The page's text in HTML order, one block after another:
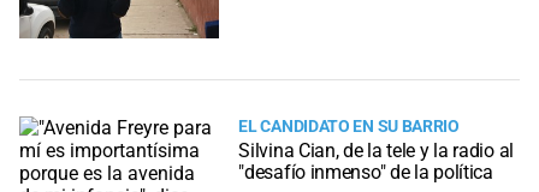
EL CANDIDATO EN SU BARRIO
Silvina Cian, de la tele y la radio al
"desafío inmenso" de la política